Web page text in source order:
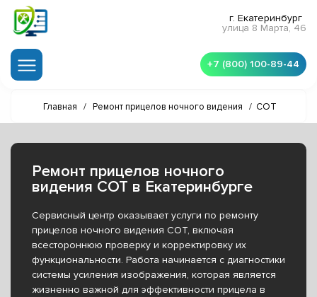
г. Екатеринбург
улица 8 Марта, 46
+7 (800) 100-89-44
Главная / Ремонт прицелов ночного видения / СОТ
Ремонт прицелов ночного
видения СОТ в Екатеринбурге
Сервисный центр оказывает услуги по ремонту
прицелов ночного видения СОТ, включая
всестороннюю проверку и корректировку их
функциональности. Работа начинается с диагностики
системы усиления изображения, которая является
жизненно важной для эффективности прицела в